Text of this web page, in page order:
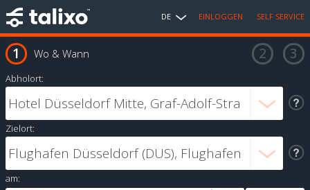
DE EINLOGGEN SELF SERVICE
Wo & Wann
Abholort:
Zielort:
am: